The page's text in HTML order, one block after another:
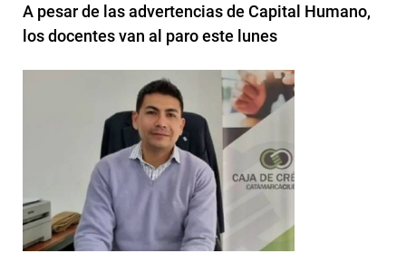
A pesar de las advertencias de Capital Humano,
los docentes van al paro este lunes